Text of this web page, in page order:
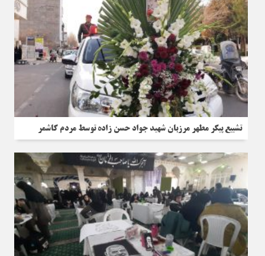
تشییع پیکر مطهر مرزبان شهید جواد حسن زاده توسط مردم کاشمر